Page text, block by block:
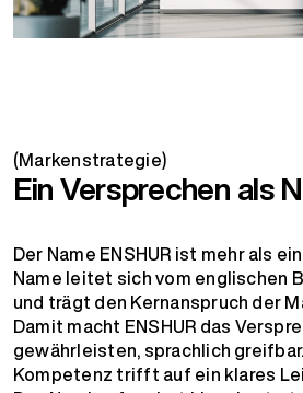
(Markenstrategie)
Ein Versprechen als
Der Name ENSHUR ist mehr als
Name leitet sich vom englischen
und trägt den Kernanspruch der
Damit macht ENSHUR das
gewährleisten, sprachlich
Kompetenz trifft auf ein klares